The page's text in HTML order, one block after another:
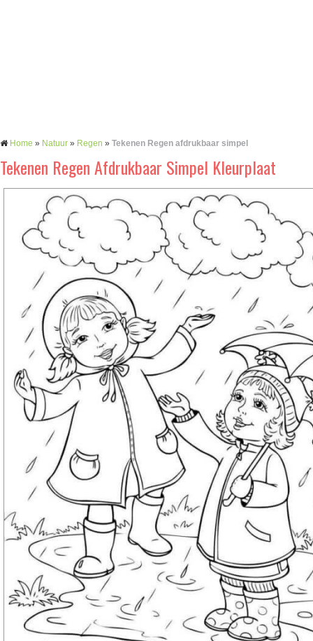
Home » Natuur » Regen » Tekenen Regen afdrukbaar simpel
Tekenen Regen Afdrukbaar Simpel Kleurplaat